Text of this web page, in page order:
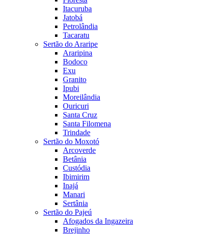
Itacuruba
Jatobá
Petrolândia
Tacaratu
Sertão do Araripe
Araripina
Bodoco
Exu
Granito
Ipubi
Moreilândia
Ouricuri
Santa Cruz
Santa Filomena
Trindade
Sertão do Moxotó
Arcoverde
Betânia
Custódia
Ibimirim
Inajá
Manari
Sertânia
Sertão do Pajeú
Afogados da Ingazeira
Brejinho